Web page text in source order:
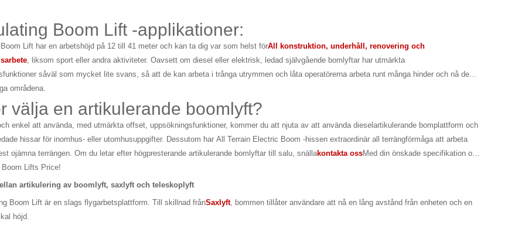
Boom Lift -applikationer:
Lift har en arbetshöjd på 12 till 41 meter och kan ta dig var som helst förAll konstruktion, underhåll, renovering och
, liksom sport eller andra aktiviteter. Oavsett om diesel eller elektrisk, ledad självgående bomlyftar har utmärkta
såväl som mycket lite svans, så att de kan arbeta i trånga utrymmen och låta operatörerna arbeta runt många hinder och nå de
områdena.
välja en artikulerande boomlyft?
enkel att använda, med utmärkta offset, uppsökningsfunktioner, kommer du att njuta av att använda dieselartikulerande bomplattform och
hissar för inomhus- eller utomhusuppgifter. Dessutom har All Terrain Electric Boom -hissen extraordinär all terrängförmåga att arbeta
ojämna terrängen. Om du letar efter högpresterande artikulerande bomlyftar till salu, snällakontakta ossMed din önskade specifikation och
Lifts Price!
artikulering av boomlyft, saxlyft och teleskoplyft
Boom Lift är en slags flygarbetsplattform. Till skillnad frånSaxlyft, bommen tillåter användare att nå en lång avstånd från enheten och en
höjd.